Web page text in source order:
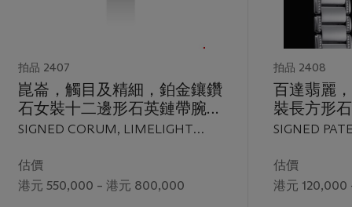
拍品 2407
崑崙，觸目及精細，鉑金鑲鑽
石女裝十二邊形石英鏈帶腕
錶，“ Limelight”，型號
SIGNED CORUM, LIMELIGHT
CASE NO. 610'276, CIRCA 1997
估價
港元 550,000 – 港元 800,000
拍品 2408
百達翡麗
裝長方形
SIGNED
REF. 4908,
3'297'972,
估價
港元 120,000